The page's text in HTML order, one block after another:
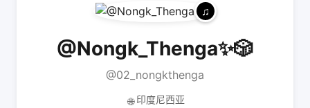
@Nongk_Thenga✨️🎲
@02_nongkthenga
🌐 印度尼西亚